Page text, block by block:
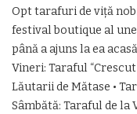
Opt tarafuri de viță
festival boutique al
până a ajuns la ea
Vineri: Taraful
Lăutarii de Mătase •
Sâmbătă: Taraful de la